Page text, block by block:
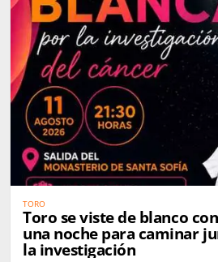
TORO
Toro se viste de blanco
una noche para caminar
la investigación